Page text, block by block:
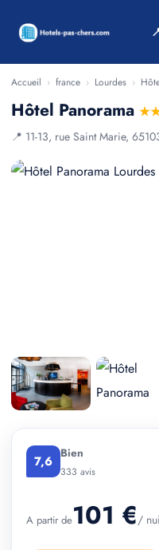
Accueil › france › Lourdes ›
Hôtel Panorama
📍 11-13, rue Saint Marie,
7,6 Bien
333 avis
A partir de101 €/